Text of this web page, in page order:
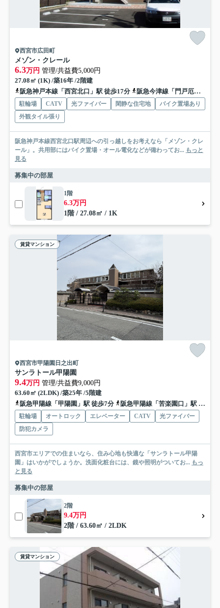
西宮市広田町
メゾン・クレール
6.3万円 管理/共益費5,000円
27.08㎡ (1K) /築16年 /2階建
阪急神戸本線「西宮北口」駅 徒歩17分
阪急今津線「門戸厄神」駅 徒歩18分
駐輪場 CATV 光ファイバー 閑静な住宅地
バイク置場あり
外観タイル張り
阪急神戸本線西宮北口駅周辺への引っ越しをお考えなら「メゾン・クレ
ール」。共用部にはバイク置場・オール電化などが備わってお... もっと
見る
募集中の部屋
1階
6.3万円
1階 / 27.08㎡ / 1K
賃貸マンション
西宮市甲陽園日之出町
サンラトール甲陽園
9.4万円 管理/共益費9,000円
63.60㎡ (2LDK) /築25年 /5階建
阪急甲陽線「甲陽園」駅 徒歩7分
阪急甲陽線「苦楽園口」駅 徒歩25分
駐輪場 オートロック エレベーター CATV
光ファイバー
防犯カメラ
西宮市エリアでの住まいなら、住み心地も快適な「サンラトール甲陽
園」はいかがでしょうか。洗面化粧台には、鏡や照明がついてお... もっ
と見る
募集中の部屋
2階
9.4万円
2階 / 63.60㎡ / 2LDK
賃貸マンション